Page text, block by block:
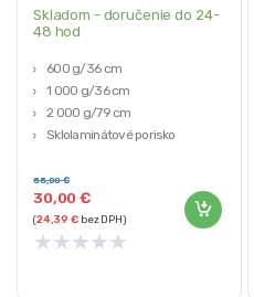
Skladom - doručenie do 24-
48 hod
600 g/36 cm
1 000 g/36 cm
2 000 g/79 cm
Sklolaminátové porisko
30,00€
55,00€
(24,39€bez DPH)
★★★★★